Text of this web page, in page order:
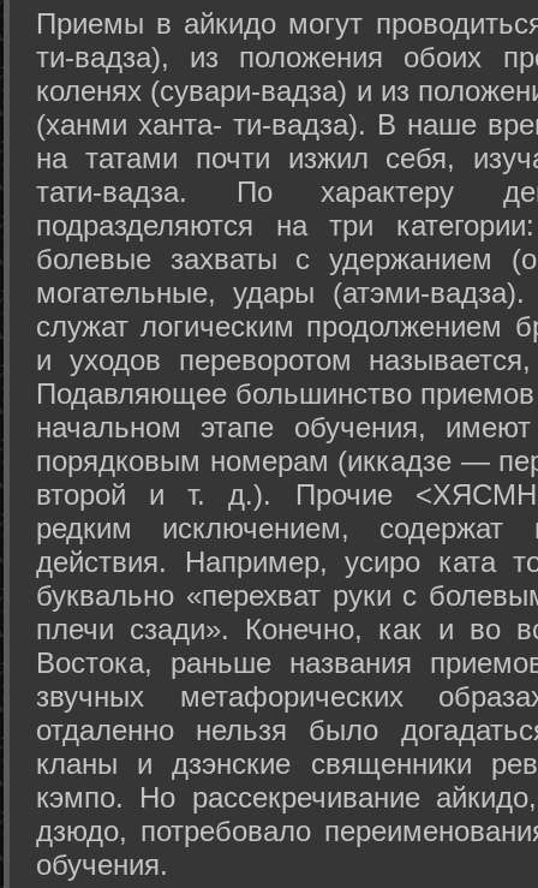
Приемы в айкидо могут
ти-вадза), из положения обоих
коленях (сувари-вадза) и из
(ханми ханта- ти-вадза). В наше
на татами почти изжил себя,
тати-вадза. По характеру
подразделяются на три
болевые захваты с удержанием
могательные, удары (атэми-
служат логическим продолжением
и уходов переворотом
Подавляющее большинство
начальном этапе обучения,
порядковым номерам (иккадзе —
второй и т. д.). Прочие
редким исключением, содержат
действия. Например, усиро ката
буквально «перехват руки с
плечи сзади». Конечно, как и во
Востока, раньше названия
звучных метафорических
отдаленно нельзя было
кланы и дзэнские священники
кэмпо. Но рассекречивание
дзюдо, потребовало
обучения.